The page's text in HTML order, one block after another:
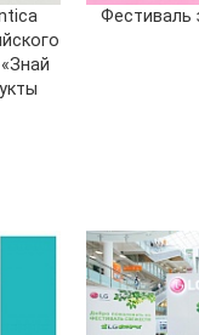
Фестиваль